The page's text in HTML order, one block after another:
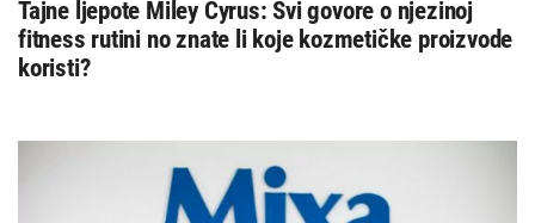
Tajne ljepote Miley Cyrus: Svi govore o njezinoj
fitness rutini no znate li koje kozmetičke proizvode
koristi?